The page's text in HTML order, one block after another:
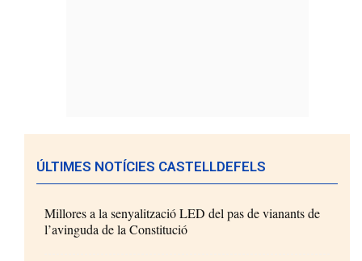
ÚLTIMES NOTÍCIES CASTELLDEFELS
Millores a la senyalització LED del pas de vianants de
l’avinguda de la Constitució